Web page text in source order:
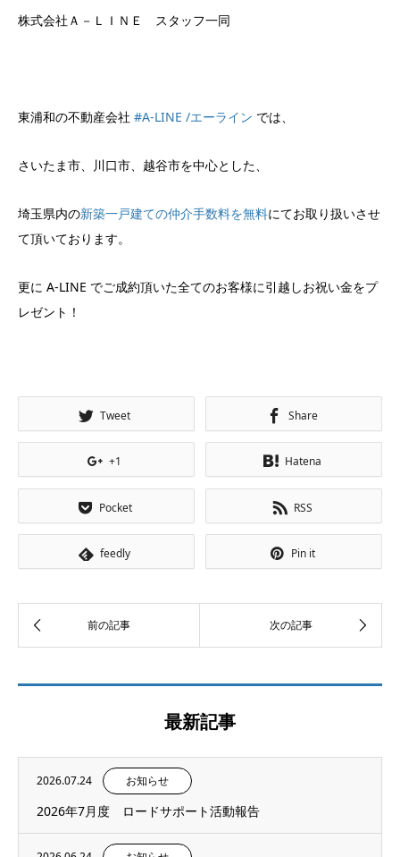
株式会社Ａ－ＬＩＮＥ スタッフ一同
東浦和の不動産会社 #A-LINE /エーライン では、
さいたま市、川口市、越谷市を中心とした、
埼玉県内の新築一戸建ての仲介手数料を無料にてお取り扱いさせ
て頂いております。
更に A-LINE でご成約頂いた全てのお客様に引越しお祝い金をプ
レゼント！
Tweet Share
+1 Hatena
Pocket RSS
feedly Pin it
最新記事
2026.07.24 お知らせ
2026年7月度 ロードサポート活動報告